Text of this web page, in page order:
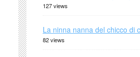
127 views
La ninna nanna del chicco di
82 views